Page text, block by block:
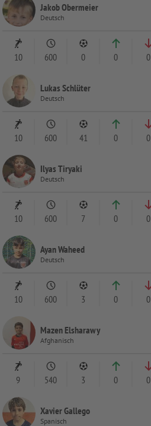
Jakob Obermeier
Deutsch
10 600 0 0 0
Lukas Schlüter
Deutsch
10 600 41 0 0
Ilyas Tiryaki
Deutsch
10 600 7 0 0
Ayan Waheed
Deutsch
10 600 3 0 0
Mazen Elsharawy
Afghanisch
9 540 3 0 0
Xavier Gallego
Spanisch